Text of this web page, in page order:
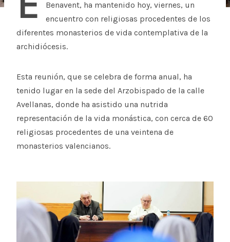
Benavent, ha mantenido hoy, viernes, un
encuentro con religiosas procedentes de los
diferentes monasterios de vida contemplativa de la
archidiócesis.
Esta reunión, que se celebra de forma anual, ha
tenido lugar en la sede del Arzobispado de la calle
Avellanas, donde ha asistido una nutrida
representación de la vida monástica, con cerca de 60
religiosas procedentes de una veintena de
monasterios valencianos.